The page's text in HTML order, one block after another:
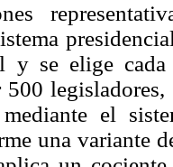
y se elige
mediante el
una variante